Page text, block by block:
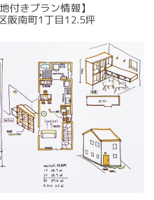
付きプラン情報】
阪南町1丁目12.5坪